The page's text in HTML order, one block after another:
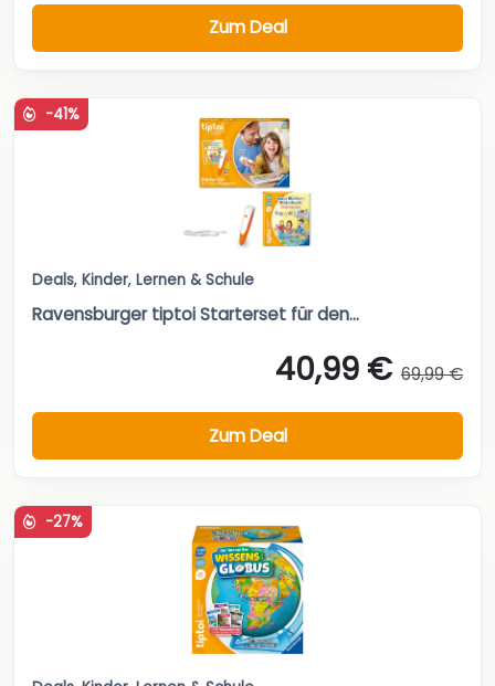
Zum Deal
-41%
Deals, Kinder, Lernen & Schule
Ravensburger tiptoi Starterset für den...
40,99 € 69,99 €
Zum Deal
-27%